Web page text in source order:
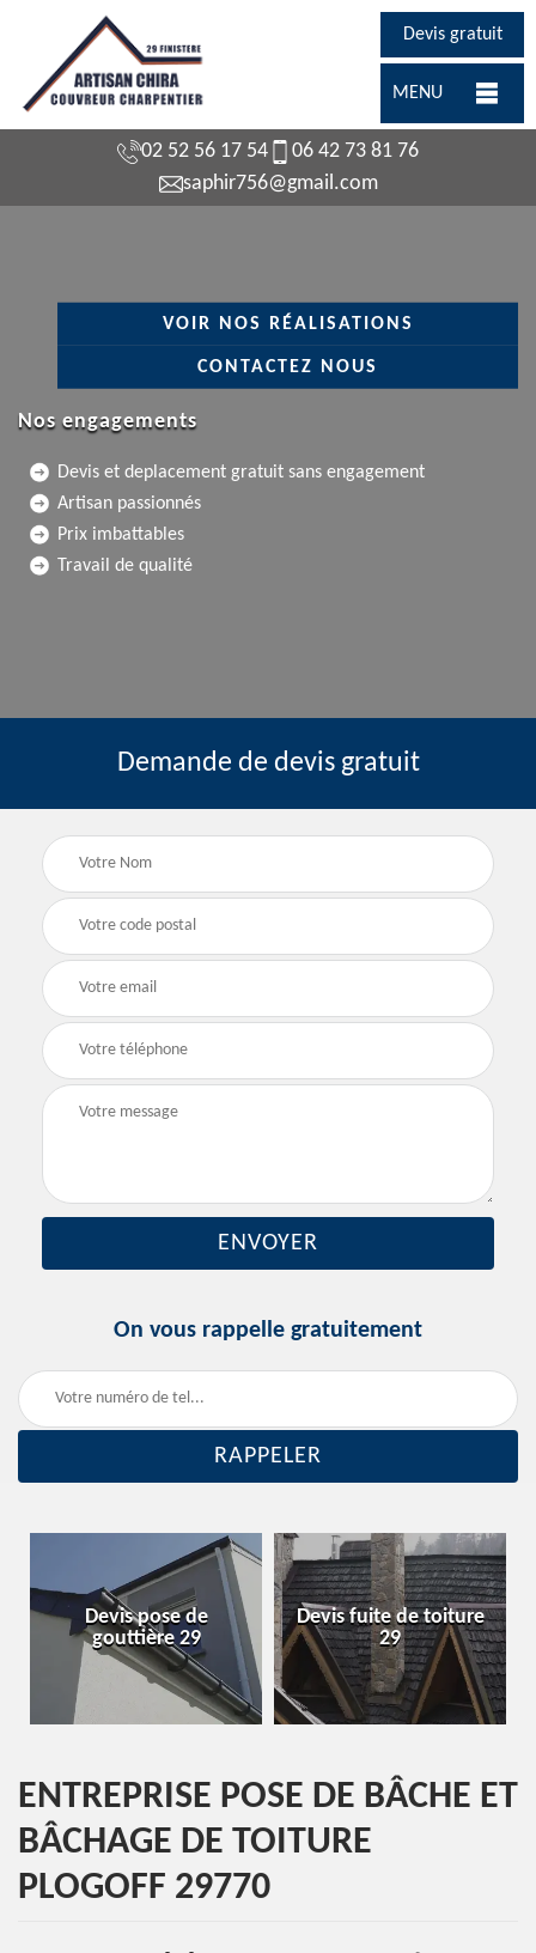
Devis gratuit
MENU
02 52 56 17 54
06 42 73 81 76
saphir756@gmail.com
VOIR NOS RÉALISATIONS
CONTACTEZ NOUS
Nos engagements
Devis et deplacement gratuit sans engagement
Artisan passionnés
Prix imbattables
Travail de qualité
Demande de devis gratuit
On vous rappelle gratuitement
de
Devis fuite de toiture
29
Entreprise de
29
ENTREPRISE POSE DE BÂCHE ET
BÂCHAGE DE TOITURE
PLOGOFF 29770